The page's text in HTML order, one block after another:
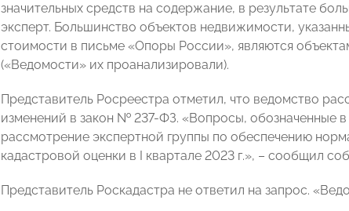
значительных средств на содержание, в результате
эксперт. Большинство объектов недвижимости,
стоимости в письме «Опоры России», являются
(«Ведомости» их проанализировали).
Представитель Росреестра отметил, что ведомство
изменений в закон № 237-ФЗ. «Вопросы,
рассмотрение экспертной группы по обеспечению
кадастровой оценки в I квартале 2023 г.», – сообщил
Представитель Роскадастра не ответил на запрос.